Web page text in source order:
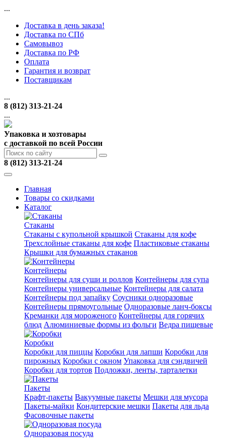
...
Доставка в день заказа!
Доставка по СПб
Самовывоз
Доставка по РФ
Оплата
Гарантия и возврат
Поставщикам
...
8 (812) 313-21-24
...
Упаковка и хозтовары
с доставкой по всей России
8 (812) 313-21-24
Главная
Товары со скидками
Каталог
Стаканы
Стаканы с купольной крышкой Стаканы для кофе
Трехслойные стаканы для кофе Пластиковые стаканы
Крышки для бумажных стаканов
Контейнеры
Контейнеры для суши и роллов Контейнеры для супа
Контейнеры универсальные Контейнеры для салата
Контейнеры под запайку Соусники одноразовые
Контейнеры прямоугольные Одноразовые ланч-боксы
Креманки для мороженого Контейнеры для горячих
блюд Алюминиевые формы из фольги Ведра пищевые
Коробки
Коробки для пиццы Коробки для лапши Коробки для
пирожных Коробки с окном Упаковка для сэндвичей
Коробки для тортов Подложки, ленты, тарталетки
Пакеты
Крафт-пакеты Вакуумные пакеты Мешки для мусора
Пакеты-майки Кондитерские мешки Пакеты для льда
Фасовочные пакеты
Одноразовая посуда